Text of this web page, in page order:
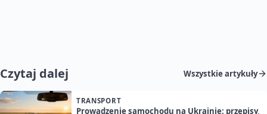
Czytaj dalej Wszystkie artykuły
TRANSPORT
Prowadzenie samochodu na Ukrainie: przepisy,